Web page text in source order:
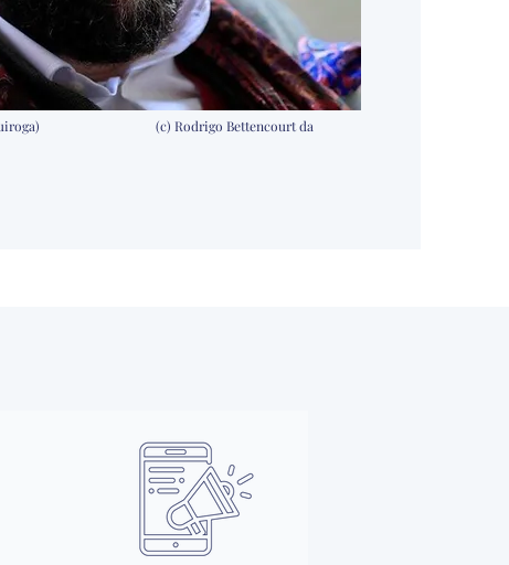
(Quiroga) (c) Rodrigo Bettencourt da